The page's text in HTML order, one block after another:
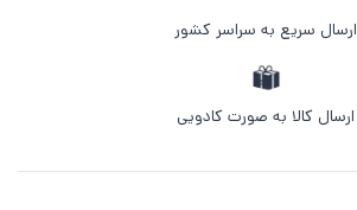
ارسال سریع به سراسر کشور
ارسال کالا به صورت کادویی